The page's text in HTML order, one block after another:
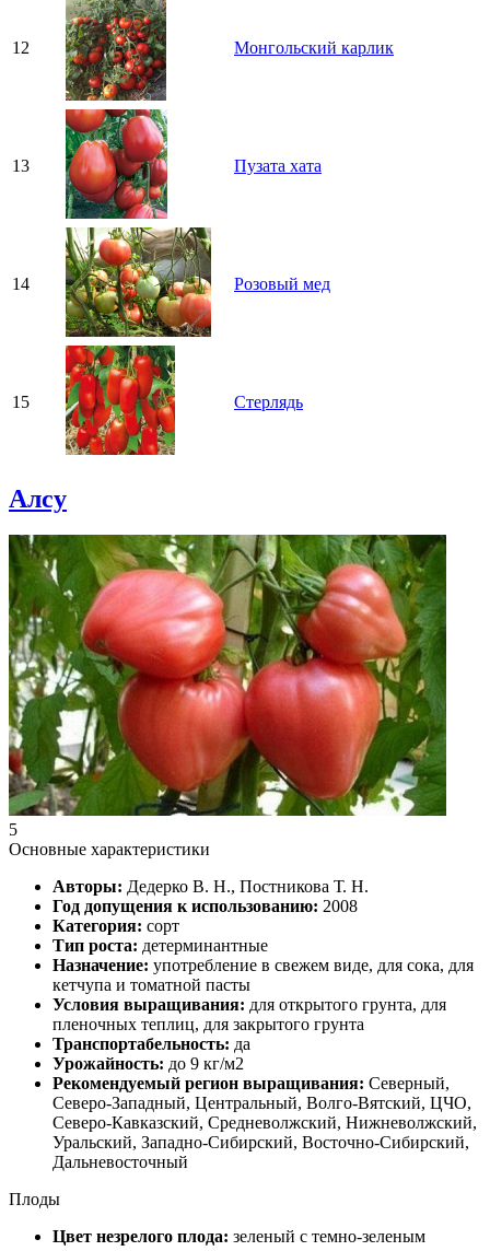
12 Монгольский карлик
13 Пузата хата
14 Розовый мед
15 Стерлядь
Алсу
5
Основные характеристики
Авторы: Дедерко В. Н., Постникова Т. Н.
Год допущения к использованию: 2008
Категория: сорт
Тип роста: детерминантные
Назначение: употребление в свежем виде, для сока, для
кетчупа и томатной пасты
Условия выращивания: для открытого грунта, для
пленочных теплиц, для закрытого грунта
Транспортабельность: да
Урожайность: до 9 кг/м2
Рекомендуемый регион выращивания: Северный,
Северо-Западный, Центральный, Волго-Вятский, ЦЧО,
Северо-Кавказский, Средневолжский, Нижневолжский,
Уральский, Западно-Сибирский, Восточно-Сибирский,
Дальневосточный
Плоды
Цвет незрелого плода: зеленый с темно-зеленым